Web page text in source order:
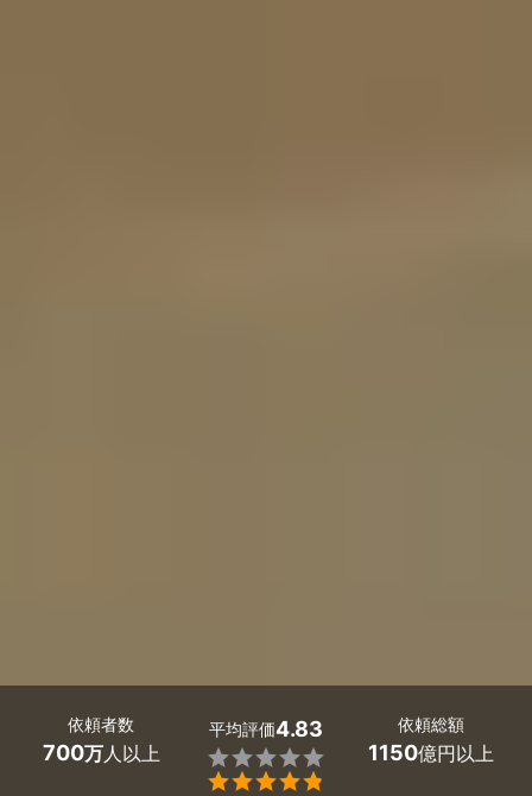
依頼者数
700万人以上
平均評価4.83


依頼総額
1150億円以上